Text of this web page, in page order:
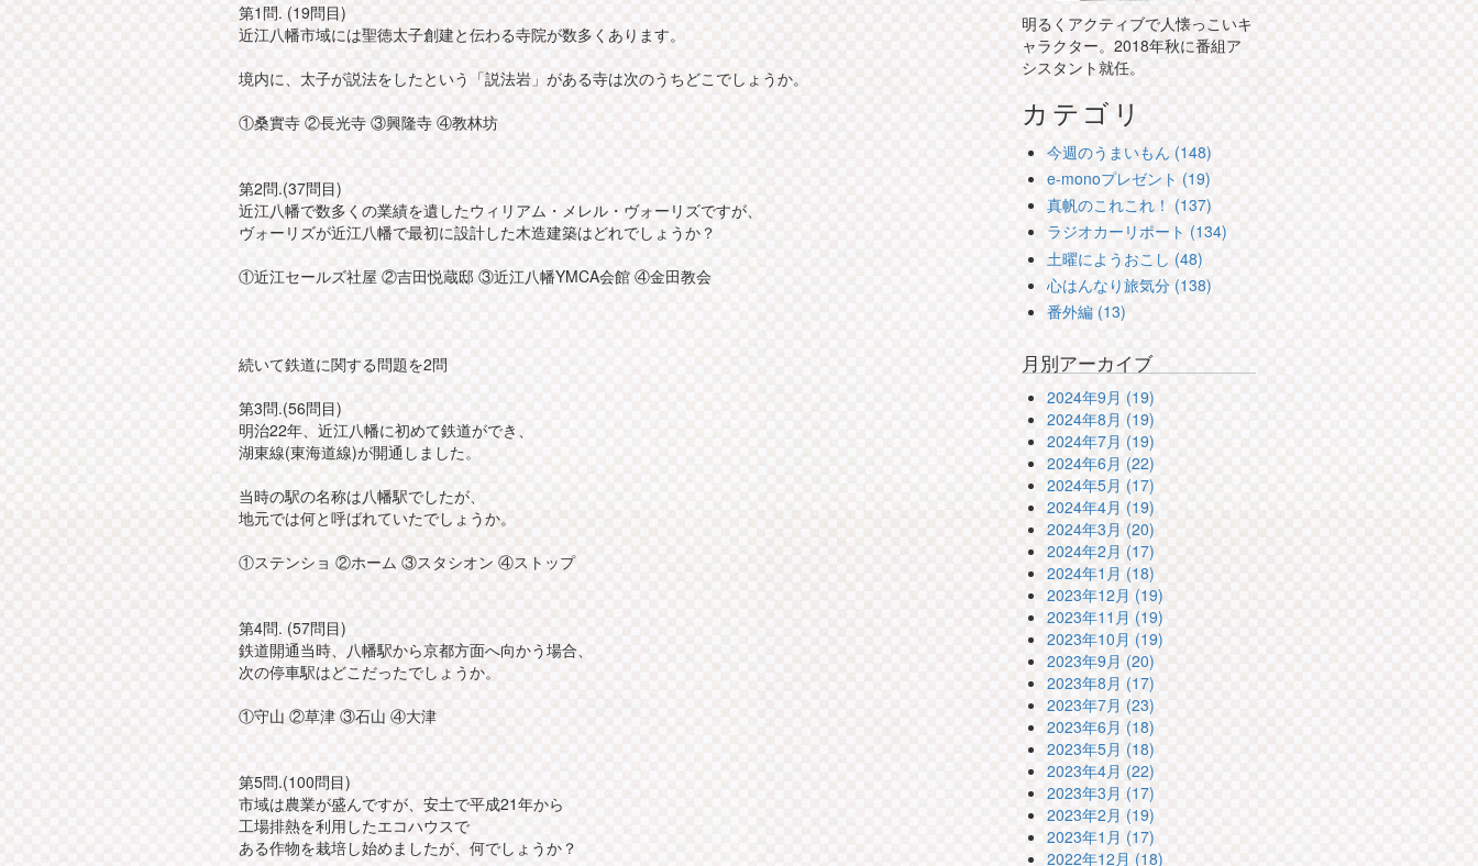
第1問. (19問目)
近江八幡市域には聖徳太子創建と伝わる寺院が数多くあります。
境内に、太子が説法をしたという「説法岩」がある寺は次のうちどこでしょうか。
①桑實寺 ②長光寺 ③興隆寺 ④教林坊
第2問.(37問目)
近江八幡で数多くの業績を遺したウィリアム・メレル・ヴォーリズですが、
ヴォーリズが近江八幡で最初に設計した木造建築はどれでしょうか？
①近江セールズ社屋 ②吉田悦蔵邸 ③近江八幡YMCA会館 ④金田教会
続いて鉄道に関する問題を2問
第3問.(56問目)
明治22年、近江八幡に初めて鉄道ができ、
湖東線(東海道線)が開通しました。
当時の駅の名称は八幡駅でしたが、
地元では何と呼ばれていたでしょうか。
①ステンショ ②ホーム ③スタシオン ④ストップ
第4問. (57問目)
鉄道開通当時、八幡駅から京都方面へ向かう場合、
次の停車駅はどこだったでしょうか。
①守山 ②草津 ③石山 ④大津
第5問.(100問目)
市域は農業が盛んですが、安土で平成21年から
工場排熱を利用したエコハウスで
ある作物を栽培し始めましたが、何でしょうか？
明るくアクティブで人懐っこいキ
ャラクター。2018年秋に番組ア
シスタント就任。
カテゴリ
今週のうまいもん (148)
e-monoプレゼント (19)
真帆のこれこれ！ (137)
ラジオカーリポート (134)
土曜にようおこし (48)
心はんなり旅気分 (138)
番外編 (13)
月別アーカイブ
2024年9月 (19)
2024年8月 (19)
2024年7月 (19)
2024年6月 (22)
2024年5月 (17)
2024年4月 (19)
2024年3月 (20)
2024年2月 (17)
2024年1月 (18)
2023年12月 (19)
2023年11月 (19)
2023年10月 (19)
2023年9月 (20)
2023年8月 (17)
2023年7月 (23)
2023年6月 (18)
2023年5月 (18)
2023年4月 (22)
2023年3月 (17)
2023年2月 (19)
2023年1月 (17)
2022年12月 (18)